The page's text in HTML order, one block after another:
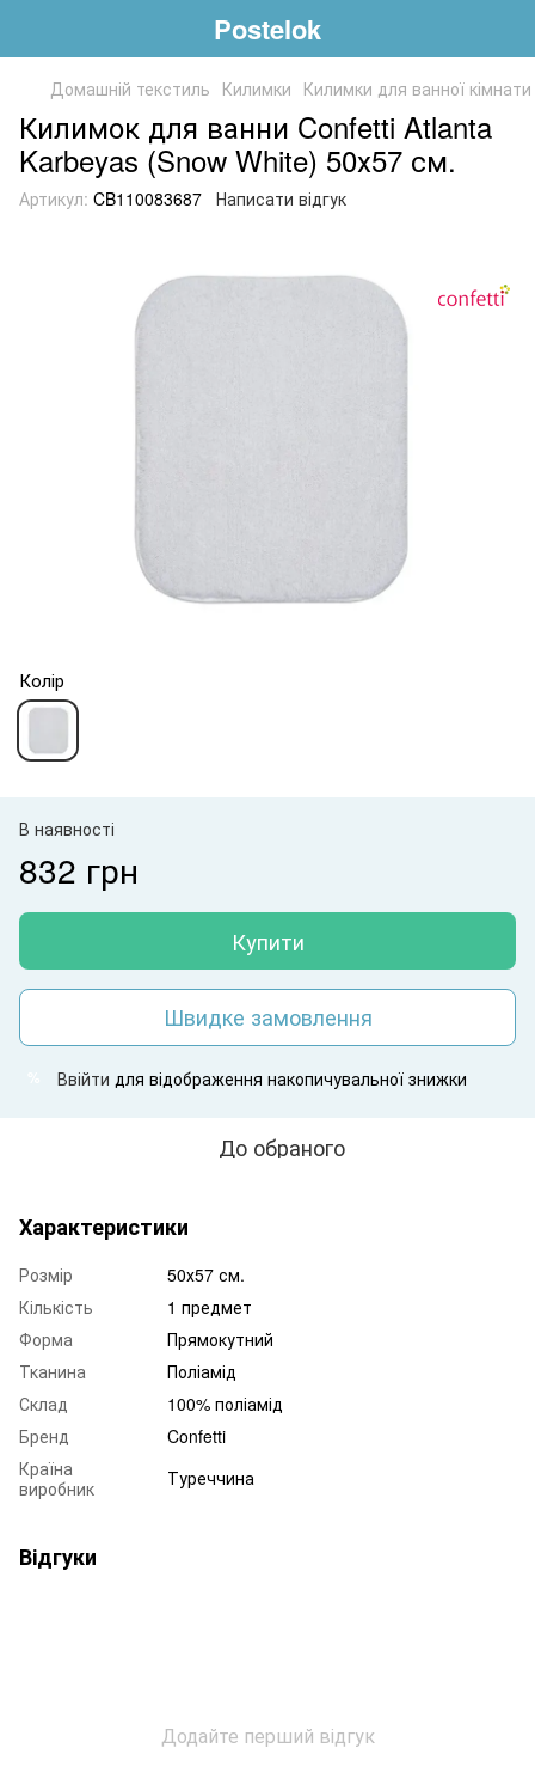
Postelok
Домашній текстиль Килимки Килимки для ванної кімнати
Килимок для ванни Confetti Atlanta
Karbeyas (Snow White) 50х57 см.
Артикул: CB110083687 Написати відгук
Колір
В наявності
832 грн
Купити
Швидке замовлення
Ввійти для відображення накопичувальної знижки
До обраного
Характеристики
Розмір
50х57 см.
Кількість
1 предмет
Форма
Прямокутний
Тканина
Поліамід
Склад
100% поліамід
Бренд
Confetti
Країна
виробник
Туреччина
Відгуки
Додайте перший відгук